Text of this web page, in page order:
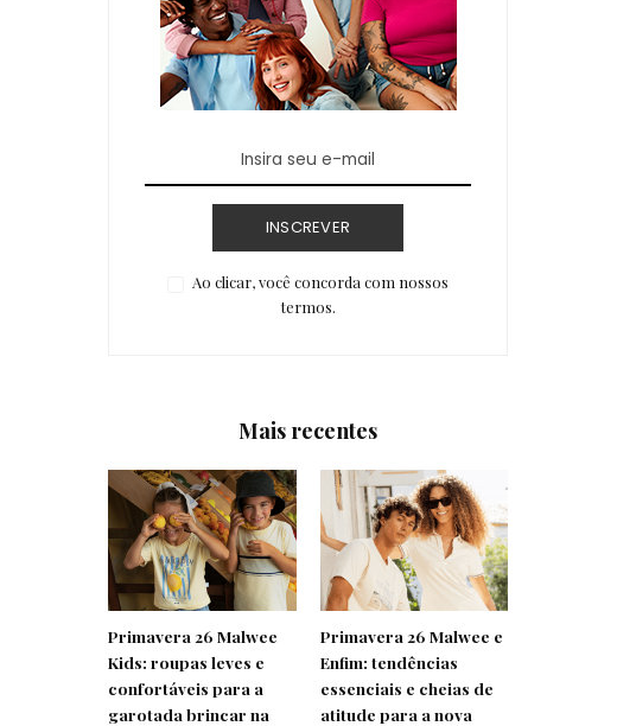
INSCREVER
Ao clicar, você concorda com nossos
termos.
Mais recentes
Primavera 26 Malwee
Kids: roupas leves e
confortáveis para a
garotada brincar na
Primavera 26 Malwee e
Enfim: tendências
essenciais e cheias de
atitude para a nova